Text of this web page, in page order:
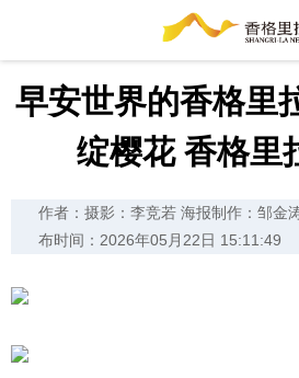
早安世界的香格里
绽樱花 香格里
作者：摄影：李竞若 海报制作：邹金
布时间：2026年05月22日 15:11:49